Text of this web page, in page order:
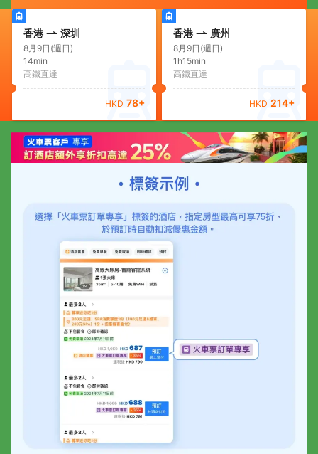
香港 深圳
8月9日(週日)
14min
高鐵直達
HKD 78+
香港 廣州
8月9日(週日)
1h15min
高鐵直達
HKD 214+